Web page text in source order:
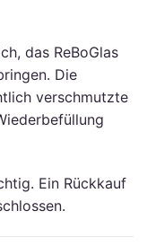
das ReBoGlas
Die
verschmutzte
Ein Rückkauf